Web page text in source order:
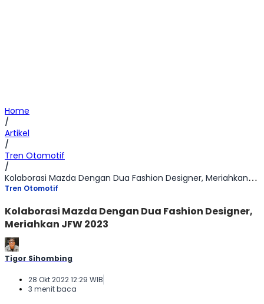
Home
/
Artikel
/
Tren Otomotif
/
Kolaborasi Mazda Dengan Dua Fashion Designer, Meriahkan JFW 2023
Tren Otomotif
Kolaborasi Mazda Dengan Dua Fashion Designer,
Meriahkan JFW 2023
Tigor Sihombing
28 Okt 2022 12:29 WIB
3 menit baca